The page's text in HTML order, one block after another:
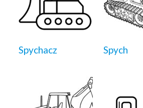
Spychacz Spych